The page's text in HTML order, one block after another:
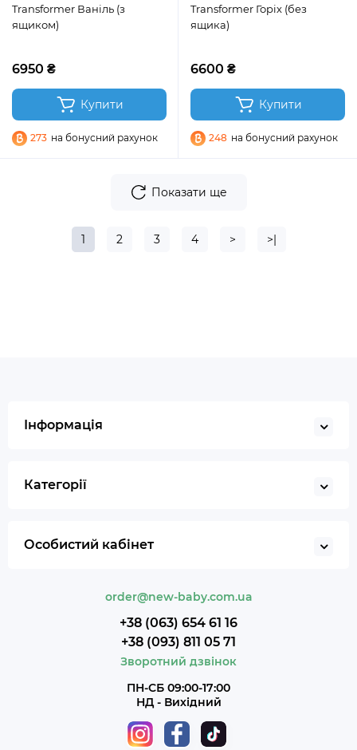
Transformer Ваніль (з
ящиком)
6950 ₴
Купити
273 на бонусний рахунок
Transformer Горіх (без
ящика)
6600 ₴
Купити
248 на бонусний рахунок
Показати ще
1 2 3 4 > >|
Інформація
Категорії
Особистий кабінет
order@new-baby.com.ua
+38 (063) 654 61 16
+38 (093) 811 05 71
Зворотний дзвінок
ПН-СБ 09:00-17:00
НД - Вихідний